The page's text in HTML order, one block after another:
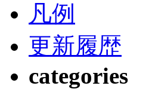
凡例
更新履歴
categories